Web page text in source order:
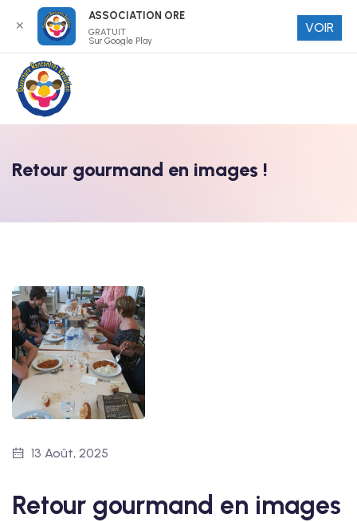
Retour gourmand en images !
13 Août, 2025
Retour gourmand en images
✕
ASSOCIATION ORE
GRATUIT
Sur Google Play
VOIR